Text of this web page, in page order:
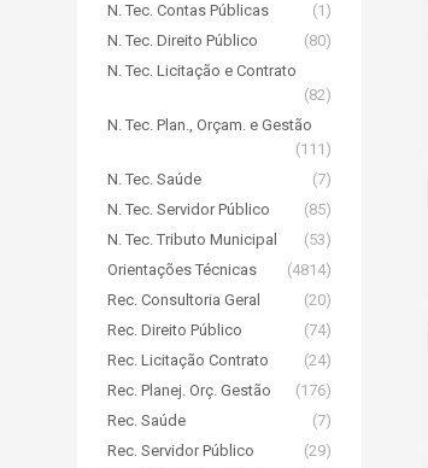
N. Tec. Contas Públicas
(1)
N. Tec. Direito Público
(80)
N. Tec. Licitação e Contrato
(82)
N. Tec. Plan., Orçam. e Gestão
(111)
N. Tec. Saúde
(7)
N. Tec. Servidor Público
(85)
N. Tec. Tributo Municipal
(53)
Orientações Técnicas
(4814)
Rec. Consultoria Geral
(20)
Rec. Direito Público
(74)
Rec. Licitação Contrato
(24)
Rec. Planej. Orç. Gestão
(176)
Rec. Saúde
(7)
Rec. Servidor Público
(29)